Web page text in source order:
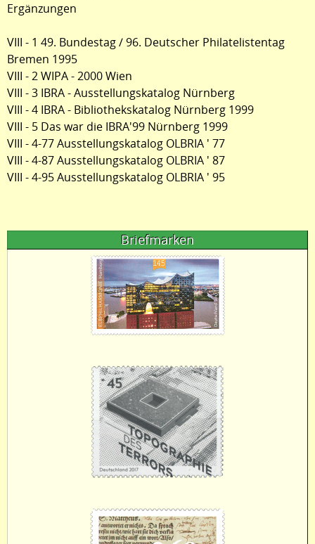
Ergänzungen
VIII - 1 49. Bundestag / 96. Deutscher Philatelistentag
Bremen 1995
VIII - 2 WIPA - 2000 Wien
VIII - 3 IBRA - Ausstellungskatalog Nürnberg
VIII - 4 IBRA - Bibliothekskatalog Nürnberg 1999
VIII - 5 Das war die IBRA'99 Nürnberg 1999
VIII - 4-77 Ausstellungskatalog OLBRIA ' 77
VIII - 4-87 Ausstellungskatalog OLBRIA ' 87
VIII - 4-95 Ausstellungskatalog OLBRIA ' 95
Briefmarken